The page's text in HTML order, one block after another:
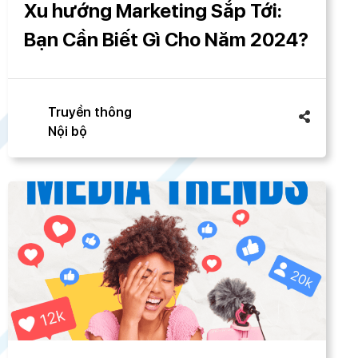
Xu hướng Marketing Sắp Tới:
Bạn Cần Biết Gì Cho Năm 2024?
Truyền thông
Nội bộ